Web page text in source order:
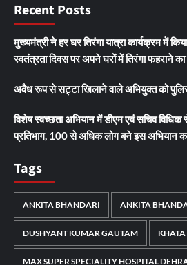
Recent Posts
मुख्यमंत्री ने हर घर तिरंगा यात्रा कार्यक्रम में
स्वतंत्रता दिवस पर अपने घरों में तिरंगा फहराने का
अवैध रूप से सट्टा खिलाने वाले अभियुक्त को पुलिस
विशेष स्वच्छता अभियान में डीएम एवं सचिव विधिक
प्रतिभाग, 100 से अधिक लोग बने इस अभियान
Tags
ANKITA BHANDARI ANKITA
DUSHYANT KUMAR GAUTAM
MAX SUPER SPECIALITY HOSPITAL